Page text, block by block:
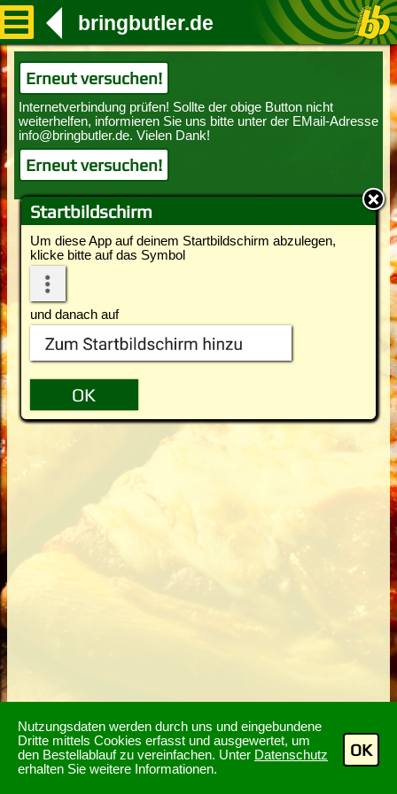
Nutzungsdaten werden durch uns und eingebundene
Dritte mittels Cookies erfasst und ausgewertet, um
den Bestellablauf zu vereinfachen. Unter Datenschutz
erhalten Sie weitere Informationen.
OK
Startbildschirm
Um diese App auf deinem Startbildschirm abzulegen,
klicke bitte auf das Symbol
und danach auf
bringbutler.de
Erneut versuchen!
Erneut versuchen!